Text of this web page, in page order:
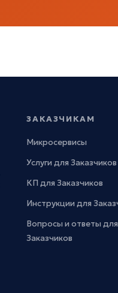
ЗАКАЗЧИКАМ
Микросервисы
Услуги для Заказчиков
КП для Заказчиков
Инструкции для
Вопросы и ответы для
Заказчиков